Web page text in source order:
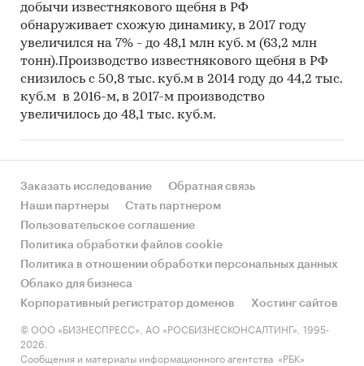
добычи известнякового щебня в РФ
обнаруживает схожую динамику, в 2017 году
увеличился на 7% - до 48,1 млн куб. м (63,2 млн
тонн).Производство известнякового щебня в РФ
снизилось с 50,8 тыс. куб.м в 2014 году до 44,2 тыс.
куб.м в 2016-м, в 2017-м производство
увеличилось до 48,1 тыс. куб.м.
Заказать исследование
Обратная связь
Наши партнеры
Стать партнером
Пользовательское соглашение
Политика обработки файлов cookie
Политика в отношении обработки персональных данных
Облако для бизнеса
Корпоративный регистратор доменов
Хостинг сайтов
© ООО «БИЗНЕСПРЕСС», АО «РОСБИЗНЕСКОНСАЛТИНГ», 1995-
2026.
Сообщения и материалы информационного агентства «РБК»